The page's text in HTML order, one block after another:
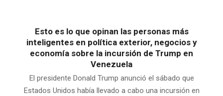
Esto es lo que opinan las personas más
inteligentes en política exterior, negocios y
economía sobre la incursión de Trump en
Venezuela
El presidente Donald Trump anunció el sábado que
Estados Unidos había llevado a cabo una incursión en